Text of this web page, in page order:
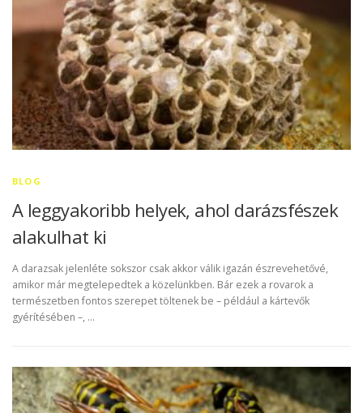
BLOG
A leggyakoribb helyek, ahol darázsfészek
alakulhat ki
A darazsak jelenléte sokszor csak akkor válik igazán észrevehetővé,
amikor már megtelepedtek a közelünkben. Bár ezek a rovarok a
természetben fontos szerepet töltenek be – például a kártevők
gyérítésében –, …